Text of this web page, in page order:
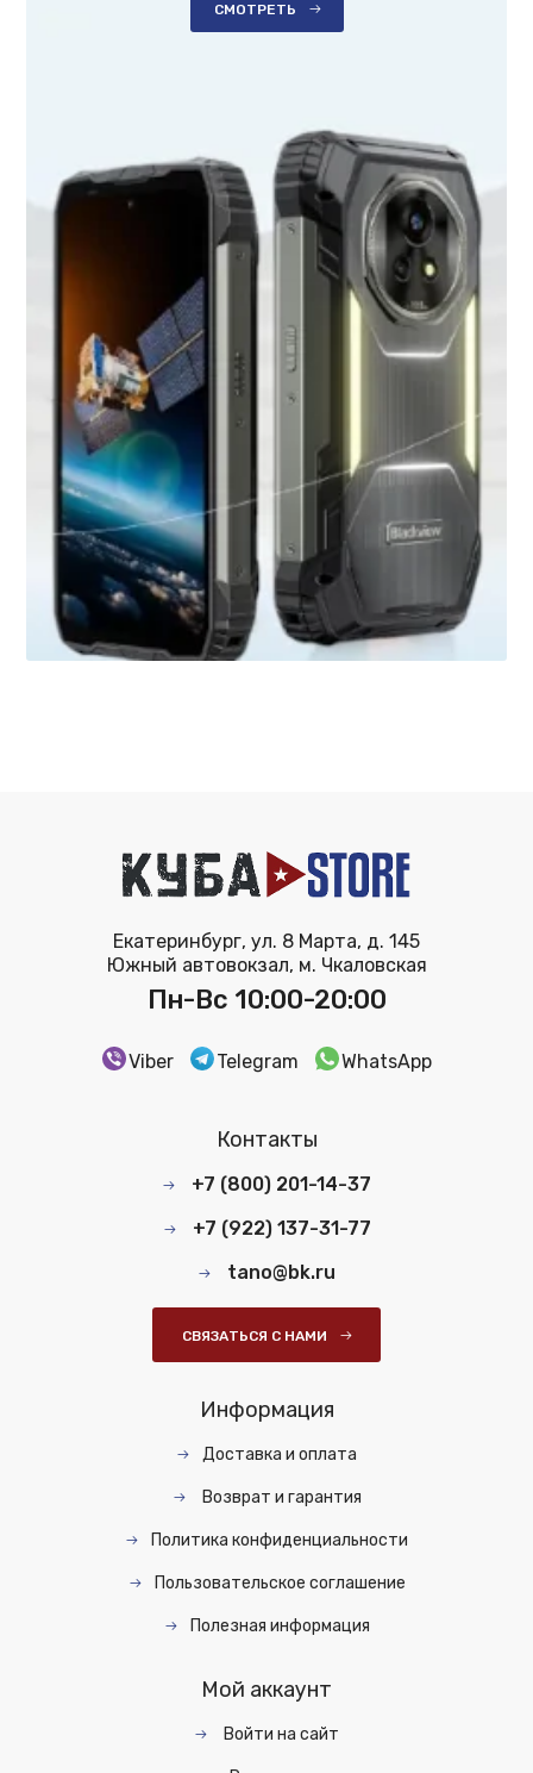
СМОТРЕТЬ
Екатеринбург, ул. 8 Марта, д. 145
Южный автовокзал, м. Чкаловская
Пн-Вс 10:00-20:00
Viber Telegram WhatsApp
Контакты
+7 (800) 201-14-37
+7 (922) 137-31-77
tano@bk.ru
СВЯЗАТЬСЯ С НАМИ
Информация
Доставка и оплата
Возврат и гарантия
Политика конфиденциальности
Пользовательское соглашение
Полезная информация
Мой аккаунт
Войти на сайт